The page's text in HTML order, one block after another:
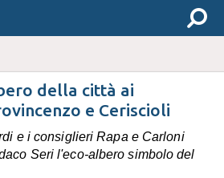
della città ai
e Ceriscioli
e i consiglieri Rapa e Carloni
Seri l'eco-albero simbolo del